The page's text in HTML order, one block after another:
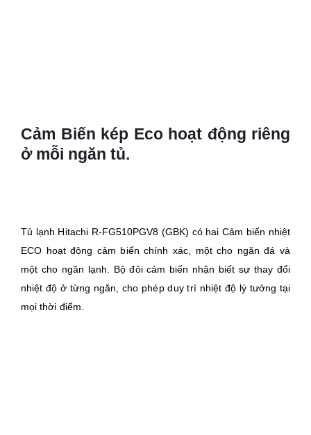
Cảm Biến kép Eco hoạt động riêng
ở mỗi ngăn tủ.
Tủ lạnh Hitachi R-FG510PGV8 (GBK) có hai Cảm biến nhiệt
ECO hoạt động cảm biến chính xác, một cho ngăn đá và
một cho ngăn lạnh. Bộ đôi cảm biến nhận biết sự thay đổi
nhiệt độ ở từng ngăn, cho phép duy trì nhiệt độ lý tưởng tại
mọi thời điểm.